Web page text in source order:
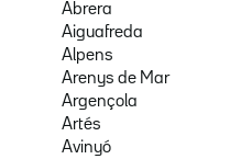
Abrera
Aiguafreda
Alpens
Arenys de Mar
Argençola
Artés
Avinyó